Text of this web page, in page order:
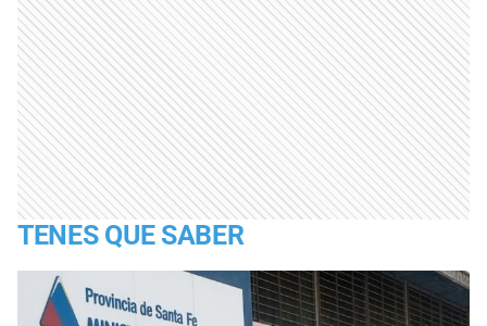
TENES QUE SABER